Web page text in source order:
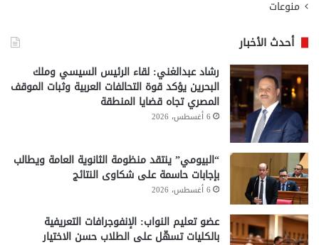
منوعات
أحدث الأخبار
رشاد عبدالغني: لقاء الرئيس السيسي وملك
البحرين يؤكد قوة التحالفات العربية وثبات الموقف
المصري تجاه قضايا المنطقة
6 أغسطس، 2026
“البيومي” ينتقد منظومة الثانوية العامة ويطالب
بإجابات حاسمة على شكاوى النتائج
6 أغسطس، 2026
عضو تعليم النواب: الإنفوجرافات التعريفية
بالكليات تسهّل على الطلاب حسن الاختيار